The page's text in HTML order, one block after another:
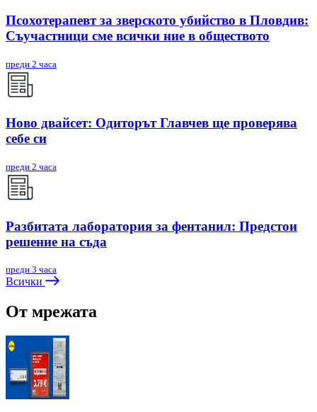
Псохотерапевт за зверското убийство в Пловдив:
Съучастници сме всички ние в обществото
преди 2 часа
Ново двайсет: Одиторът Главчев ще проверява
себе си
преди 2 часа
Разбитата лаборатория за фентанил: Предстои
решение на съда
преди 3 часа
Всички
От мрежата